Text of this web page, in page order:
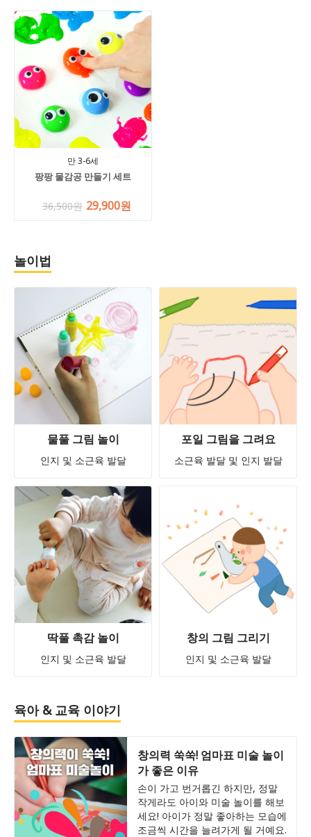
만 3-6세
팡팡 물감공 만들기 세트
36,500원 29,900원
놀이법
물풀 그림 놀이
인지 및 소근육 발달
포일 그림을 그려요
소근육 발달 및 인지 발달
딱풀 촉감 놀이
인지 및 소근육 발달
창의 그림 그리기
인지 및 소근육 발달
육아 & 교육 이야기
창의력 쑥쑥! 엄마표 미술 놀이
가 좋은 이유
손이 가고 번거롭긴 하지만, 정말
작게라도 아이와 미술 놀이를 해보
세요! 아이가 정말 좋아하는 모습에
조금씩 시간을 늘려가게 될 거예요.